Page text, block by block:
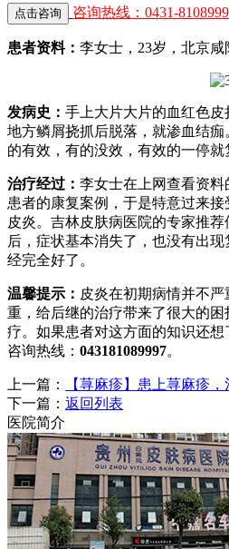
咨询热线：0431-
患者资料： 李女士，23岁，北京咸
发病史： 手上大片大片的血红色
地方鳞屑挠抓后脱落，就渗血结
的有效，有的没效，有效的一停就
治疗经过： 李女士在上网查看资
患者的康复案例，于是特意过来
皮炎。吉林皮肤病医院的专家推
后，症状基本消失了，也没有出
经完全好了。
温馨提示： 皮炎在初期病情并不
重，给后继的治疗带来了很大的
疗。如果患者对这方面的知识还
咨询热线： 043181089997。
上一篇：
【荨麻疹】患上荨麻疹
下一篇： 返回列表
医院简介